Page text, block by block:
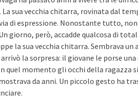
sua vecchia chitarra, rovinata dal
di espressione. Nonostante tutto,
giorno, però, accadde qualcosa di
la sua vecchia chitarra. Sembrava
la sorpresa: il giovane le porse
quel momento gli occhi della ragazza
da anni. Un piccolo gesto ha